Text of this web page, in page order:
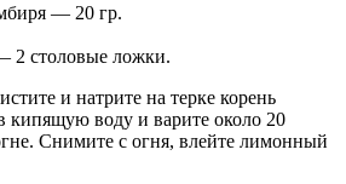
— 20 гр.
столовые ложки.
и натрите на терке корень
кипящую воду и варите около 20
Снимите с огня, влейте лимонный